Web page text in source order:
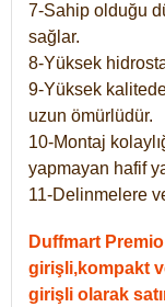
7-Sahip olduğu
sağlar.
8-Yüksek
9-Yüksek
uzun ömürlüdür.
10-Montaj
yapmayan hafif
11-Delinmelere
Duffmart
girişli,kompakt
girişli olarak